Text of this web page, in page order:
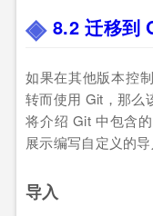
8.2 迁移到
如果在其他版本控
转而使用 Git，那么
将介绍 Git 中包含
展示编写自定义的导
导入